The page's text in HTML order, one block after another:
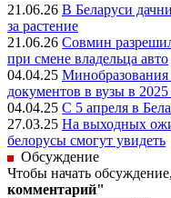
21.06.26 В Беларуси
за растение
21.06.26 Совмин
при смене владельца авто
04.04.25 Минобразования
документов в вузы в 2025
04.04.25 С 5 апреля в
27.03.25 На выходных
белорусы смогут увидеть
Обсуждение
Чтобы начать
комментарий"